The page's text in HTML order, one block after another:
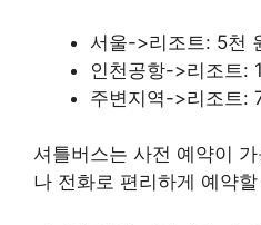
서울->리조트: 5천
인천공항->리조트:
주변지역->리조트:
셔틀버스는 사전 예약이
나 전화로 편리하게 예약